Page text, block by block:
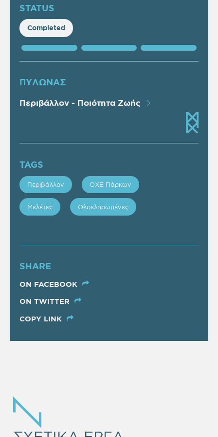
STATUS
Completed
ΠΥΛΩΝΑΣ
Περιβάλλον - Ποιότητα Ζωής
TAGS
Περιβάλλον ΟΧΕ Πάρκων
Μελέτες Ολοκληρωμένες
SHARE
ON FACEBOOK
ON TWITTER
COPY LINK